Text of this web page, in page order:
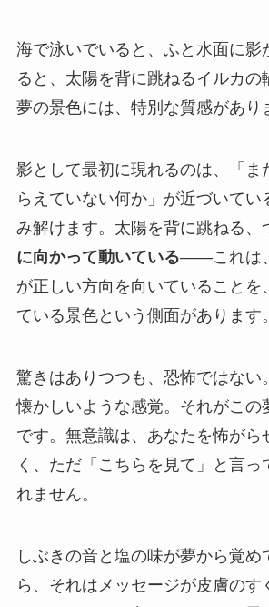
海で泳いでいると、ふと水面に影
ると、太陽を背に跳ねるイルカ
夢の景色には、特別な質感があり
影として最初に現れるのは、「ま
らえていない何か」が近づいてい
み解けます。太陽を背に跳ねる、
に向かって動いている——これは
が正しい方向を向いていることを
ている景色という側面があります。
驚きはありつつも、恐怖ではない
懐かしいような感覚。それがこの
です。無意識は、あなたを怖がら
く、ただ「こちらを見て」と言っ
れません。
しぶきの音と塩の味が夢から覚め
ら、それはメッセージが皮膚のす